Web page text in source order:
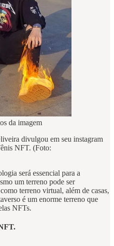
da imagem
divulgou em seu instagram
NFT. (Foto:
será essencial para a
um terreno pode ser
terreno virtual, além de casas,
é um enorme terreno que
NFTs.